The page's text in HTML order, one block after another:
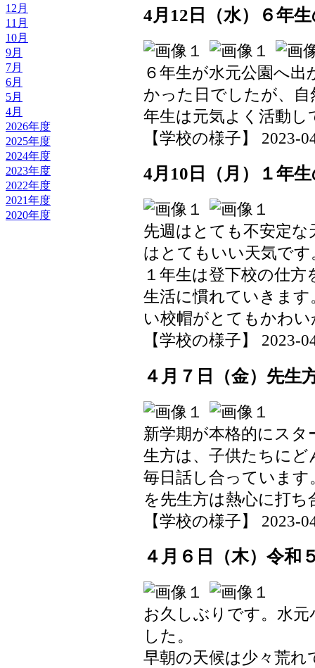
12月
11月
10月
9月
7月
6月
5月
4月
2026年度
2025年度
2024年度
2023年度
2022年度
2021年度
2020年度
4月12日（水）６年
６年生が水元公園へ
かった日でしたが、
年生は元気よく活動し
【学校の様子】 2023-
4月10日（月）１年
先週はとても不安定
はとてもいい天気です
１年生は登下校の仕
生活に慣れていきま
い校帽がとてもかわ
【学校の様子】 2023-
４月７日（金）先生
新学期が本格的にス
生方は、子供たちに
毎日話し合っていま
を先生方は熱心に打
【学校の様子】 2023-
４月６日（木）令和
お久しぶりです。水
した。
早朝の天候は少々荒